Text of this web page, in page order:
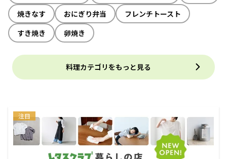
焼きなす
おにぎり弁当
フレンチトースト
すき焼き
卵焼き
料理カテゴリをもっと見る
注目